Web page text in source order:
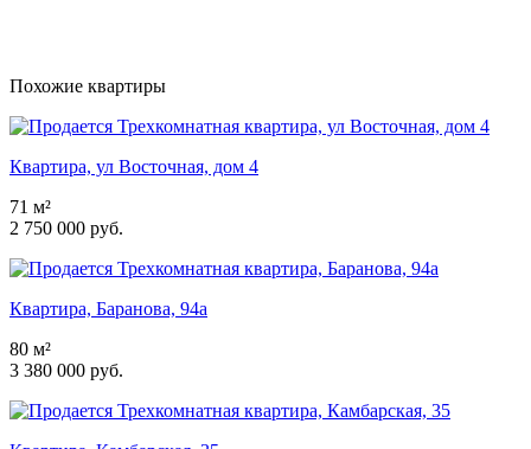
Похожие квартиры
Квартира, ул Восточная, дом 4
71 м²
2 750 000 руб.
Квартира, Баранова, 94а
80 м²
3 380 000 руб.